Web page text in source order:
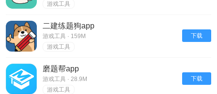
游戏工具
二建练题狗app
游戏工具 · 159M
游戏工具
下载
磨题帮app
游戏工具 · 28.9M
游戏工具
下载